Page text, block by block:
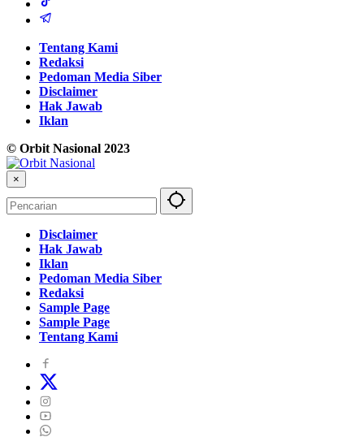
Tentang Kami
Redaksi
Pedoman Media Siber
Disclaimer
Hak Jawab
Iklan
© Orbit Nasional 2023
×
Disclaimer
Hak Jawab
Iklan
Pedoman Media Siber
Redaksi
Sample Page
Sample Page
Tentang Kami